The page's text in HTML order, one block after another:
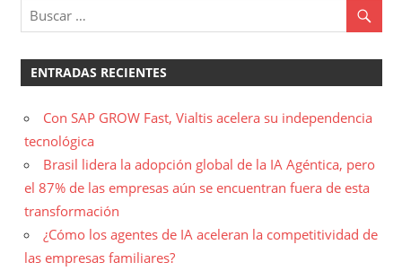
ENTRADAS RECIENTES
Con SAP GROW Fast, Vialtis acelera su independencia
tecnológica
Brasil lidera la adopción global de la IA Agéntica, pero
el 87% de las empresas aún se encuentran fuera de esta
transformación
¿Cómo los agentes de IA aceleran la competitividad de
las empresas familiares?